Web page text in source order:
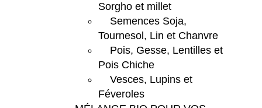
Sorgho et millet
Semences Soja,
Tournesol, Lin et Chanvre
Pois, Gesse, Lentilles et
Pois Chiche
Vesces, Lupins et
Féveroles